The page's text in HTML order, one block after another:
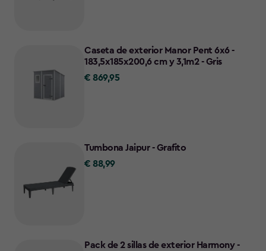
Caseta de exterior Manor Pent 6x6 -
183,5x185x200,6 cm y 3,1m2 - Gris
€
€ 869,95
Tumbona Jaipur - Grafito
€
€ 88,99
Pack de 2 sillas de exterior Harmony -